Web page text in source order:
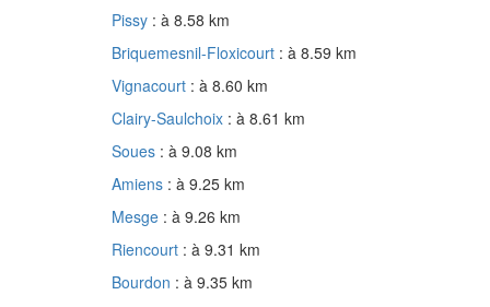
Pissy : à 8.58 km
Briquemesnil-Floxicourt : à 8.59 km
Vignacourt : à 8.60 km
Clairy-Saulchoix : à 8.61 km
Soues : à 9.08 km
Amiens : à 9.25 km
Mesge : à 9.26 km
Riencourt : à 9.31 km
Bourdon : à 9.35 km